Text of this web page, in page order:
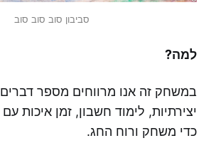
סביבון סוב סוב סוב
למה?
במשחק זה אנו מרווחים מספר
יצירתיות, לימוד חשבון, זמן איכות
כדי משחק ורוח החג.